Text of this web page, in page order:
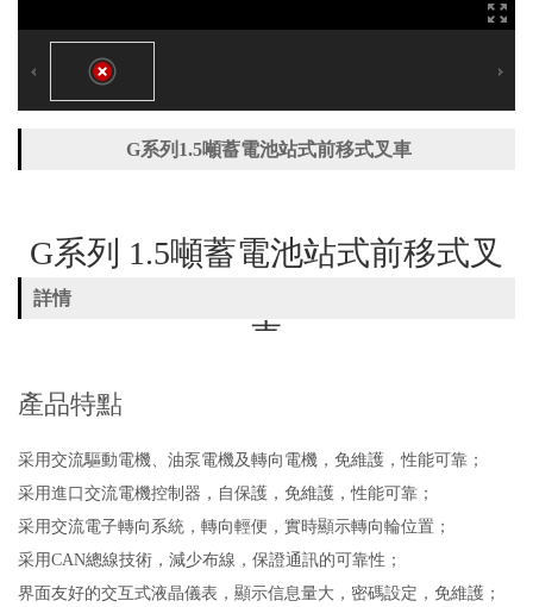
G系列1.5噸蓄電池站式前移式叉車
G系列 1.5噸蓄電池站式前移式叉
車
詳情
產品特點
采用交流驅動電機、油泵電機及轉向電機，免維護，性能可靠；
采用進口交流電機控制器，自保護，免維護，性能可靠；
采用交流電子轉向系統，轉向輕便，實時顯示轉向輪位置；
采用CAN總線技術，減少布線，保證通訊的可靠性；
界面友好的交互式液晶儀表，顯示信息量大，密碼設定，免維護；